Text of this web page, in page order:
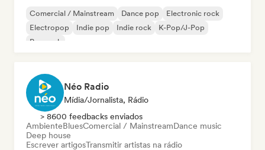
Comercial / Mainstream Dance pop
Electronic rock
Electropop
Indie pop Indie rock
K-Pop/J-Pop
Pop rock
Néo Radio
Mídia/Jornalista, Rádio
> 8600 feedbacks enviados
AmbienteBluesComercial / MainstreamDance music
Deep house
Escrever artigosTransmitir artistas na rádio